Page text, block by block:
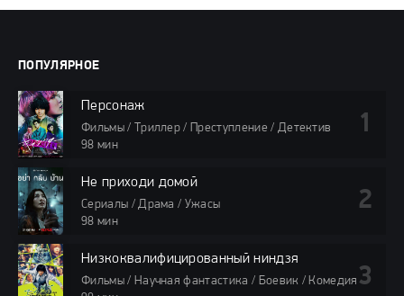
ПОПУЛЯРНОЕ
Персонаж
Фильмы / Триллер / Преступление / Детектив
98 мин
Не приходи домой
Сериалы / Драма / Ужасы
98 мин
Низкоквалифицированный ниндзя
Фильмы / Научная фантастика / Боевик / Комедия